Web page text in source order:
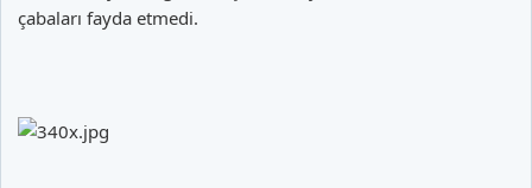
çabaları fayda etmedi.